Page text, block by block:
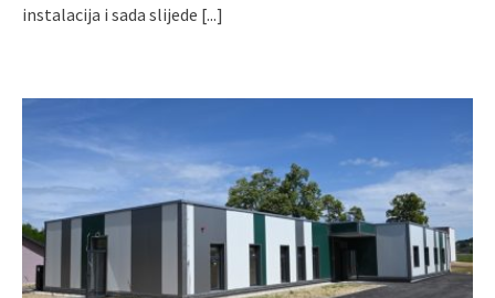
instalacija i sada slijede [...]